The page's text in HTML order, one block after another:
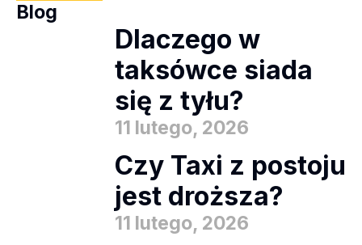
Blog
Dlaczego w
taksówce siada
się z tyłu?
11 lutego, 2026
Czy Taxi z postoju
jest droższa?
11 lutego, 2026